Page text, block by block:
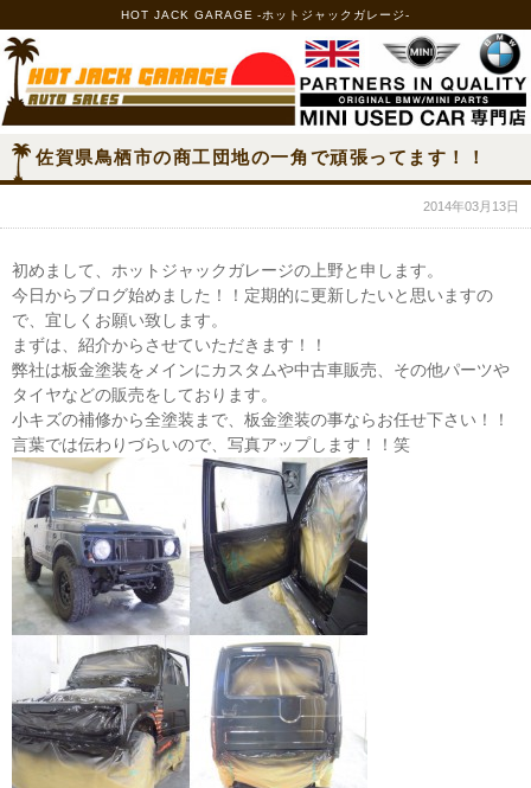
HOT JACK GARAGE -ホットジャックガレージ-
佐賀県鳥栖市の商工団地の一角で頑張ってます！！
2014年03月13日
初めまして、ホットジャックガレージの上野と申します。
今日からブログ始めました！！定期的に更新したいと思いますの
で、宜しくお願い致します。
まずは、紹介からさせていただきます！！
弊社は板金塗装をメインにカスタムや中古車販売、その他パーツや
タイヤなどの販売をしております。
小キズの補修から全塗装まで、板金塗装の事ならお任せ下さい！！
言葉では伝わりづらいので、写真アップします！！笑